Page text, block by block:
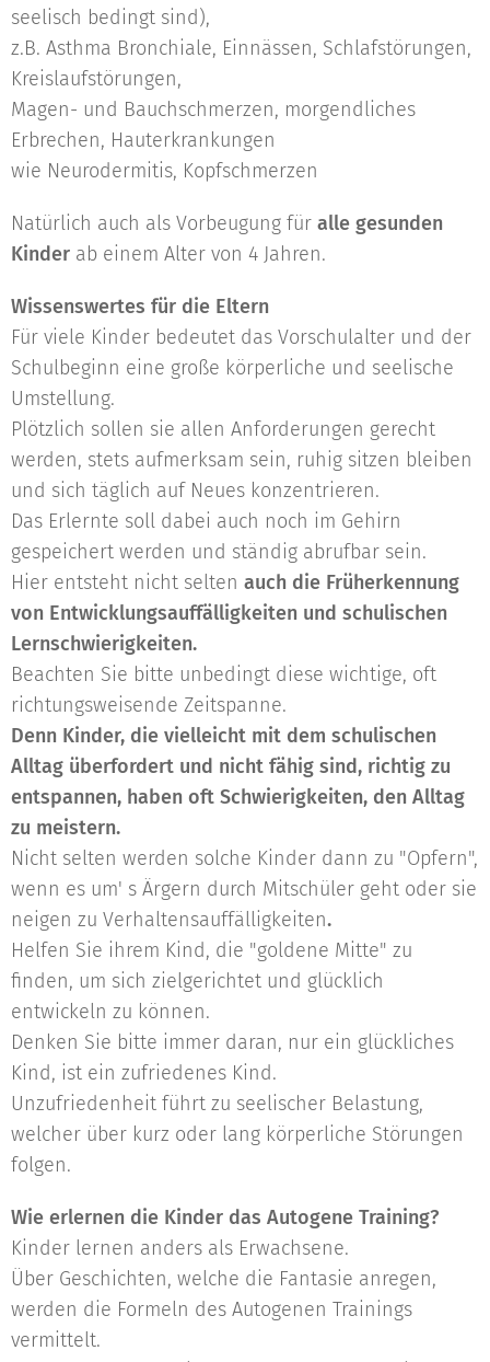
seelisch bedingt sind),
z.B. Asthma Bronchiale, Einnässen, Schlafstörungen,
Kreislaufstörungen,
Magen- und Bauchschmerzen, morgendliches
Erbrechen, Hauterkrankungen
wie Neurodermitis, Kopfschmerzen
Natürlich auch als Vorbeugung für alle gesunden
Kinder ab einem Alter von 4 Jahren.
Wissenswertes für die Eltern
Für viele Kinder bedeutet das Vorschulalter und der
Schulbeginn eine große körperliche und seelische
Umstellung.
Plötzlich sollen sie allen Anforderungen gerecht
werden, stets aufmerksam sein, ruhig sitzen bleiben
und sich täglich auf Neues konzentrieren.
Das Erlernte soll dabei auch noch im Gehirn
gespeichert werden und ständig abrufbar sein.
Hier entsteht nicht selten auch die Früherkennung
von Entwicklungsauffälligkeiten und schulischen
Lernschwierigkeiten.
Beachten Sie bitte unbedingt diese wichtige, oft
richtungsweisende Zeitspanne.
Denn Kinder, die vielleicht mit dem schulischen
Alltag überfordert und nicht fähig sind, richtig zu
entspannen, haben oft Schwierigkeiten, den Alltag
zu meistern.
Nicht selten werden solche Kinder dann zu "Opfern",
wenn es um' s Ärgern durch Mitschüler geht oder sie
neigen zu Verhaltensauffälligkeiten.
Helfen Sie ihrem Kind, die "goldene Mitte" zu
finden, um sich zielgerichtet und glücklich
entwickeln zu können.
Denken Sie bitte immer daran, nur ein glückliches
Kind, ist ein zufriedenes Kind.
Unzufriedenheit führt zu seelischer Belastung,
welcher über kurz oder lang körperliche Störungen
folgen.
Wie erlernen die Kinder das Autogene Training?
Kinder lernen anders als Erwachsene.
Über Geschichten, welche die Fantasie anregen,
werden die Formeln des Autogenen Trainings
vermittelt.